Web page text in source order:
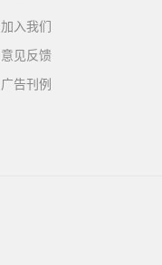
加入我们
意见反馈
广告刊例